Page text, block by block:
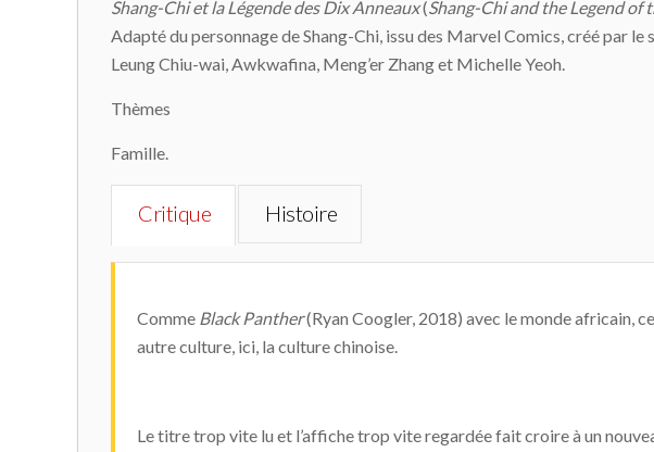
Shang-Chi et la Légende des Dix Anneaux(Shang-Chi and the Legend of
Adapté du personnage de Shang-Chi, issu des Marvel Comics, créé par
Leung Chiu-wai, Awkwafina, Meng’er Zhang et Michelle Yeoh.
Thèmes
Famille.
Critique Histoire
Comme Black Panther(Ryan Coogler, 2018) avec le monde africain,
autre culture, ici, la culture chinoise.
Le titre trop vite lu et l’affiche trop vite regardée fait croire à un